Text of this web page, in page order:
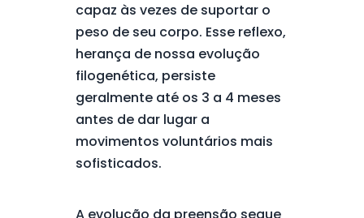
capaz às vezes de suportar o
peso de seu corpo. Esse reflexo,
herança de nossa evolução
filogenética, persiste
geralmente até os 3 a 4 meses
antes de dar lugar a
movimentos voluntários mais
sofisticados.